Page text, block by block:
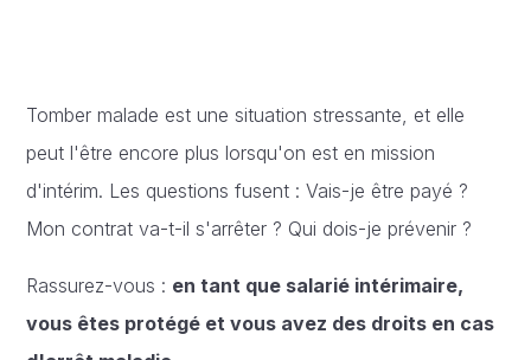
Tomber malade est une situation stressante, et elle
peut l'être encore plus lorsqu'on est en mission
d'intérim. Les questions fusent : Vais-je être payé ?
Mon contrat va-t-il s'arrêter ? Qui dois-je prévenir ?
Rassurez-vous : en tant que salarié intérimaire,
vous êtes protégé et vous avez des droits en cas